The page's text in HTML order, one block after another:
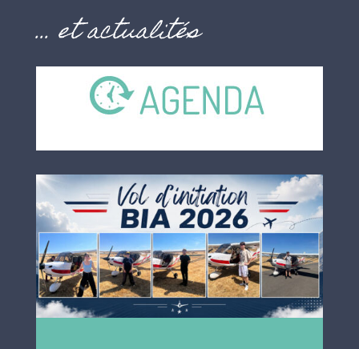
… et actualités